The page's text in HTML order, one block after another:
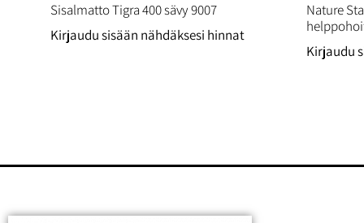
Sisalmatto Tigra 400 sävy 9007
Kirjaudu sisään nähdäksesi hinnat
Nature
Kirjaudu